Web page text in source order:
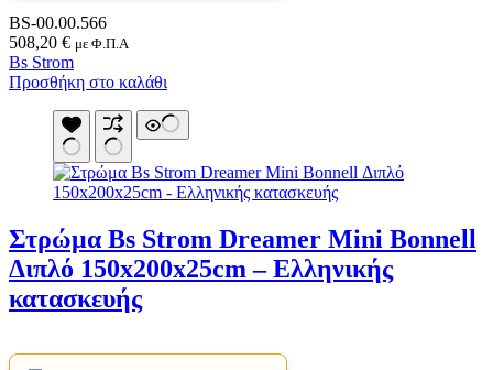
BS-00.00.566
508,20 € με Φ.Π.Α
Bs Strom
Προσθήκη στο καλάθι
Στρώμα Bs Strom Dreamer Mini Bonnell
Διπλό 150x200x25cm – Ελληνικής
κατασκευής